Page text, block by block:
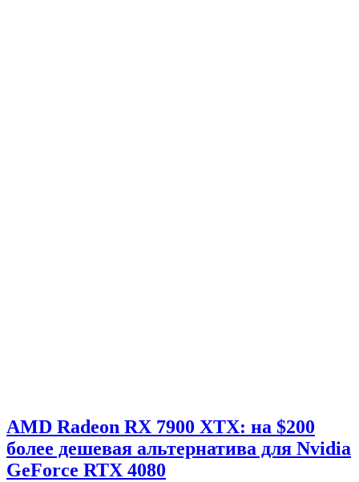
AMD Radeon RX 7900 XTX: на $200
более дешевая альтернатива для Nvidia
GeForce RTX 4080